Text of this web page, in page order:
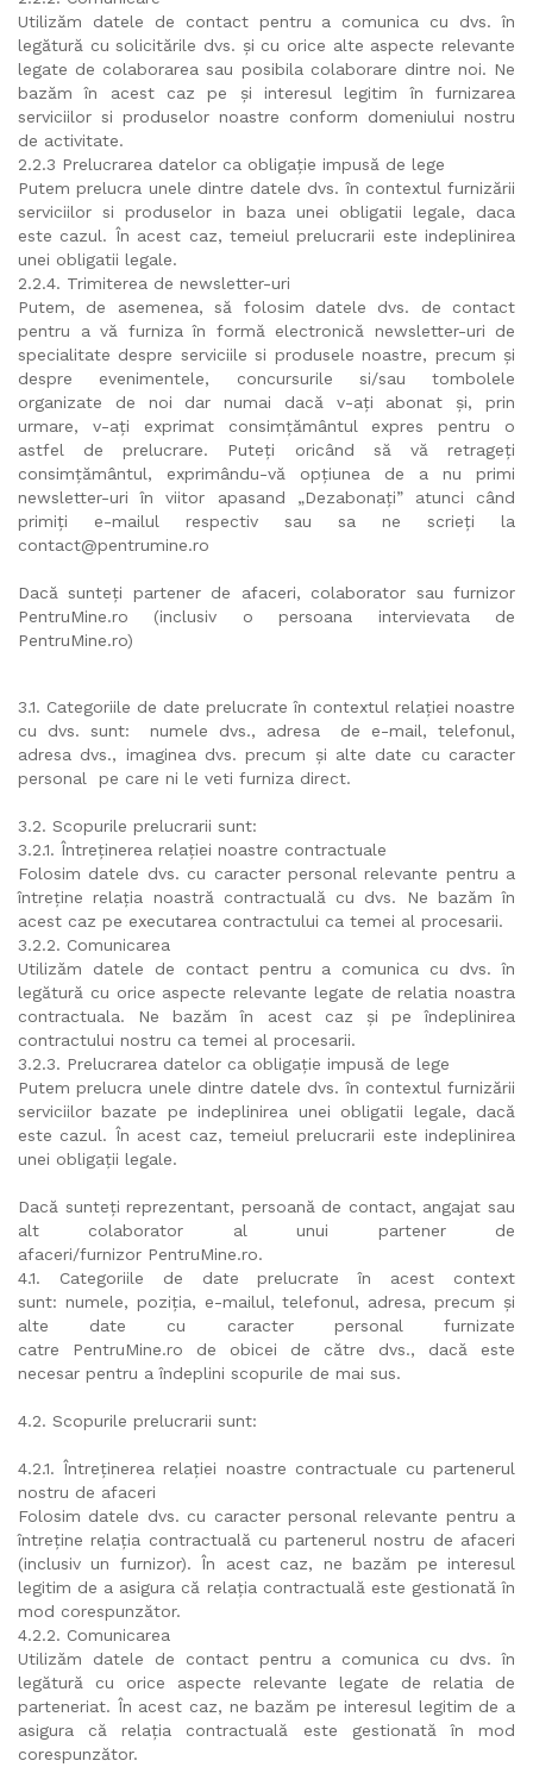
Utilizăm datele de contact pentru a comunica cu dvs. în
legătură cu solicitările dvs. și cu orice alte aspecte relevante
legate de colaborarea sau posibila colaborare dintre noi. Ne
bazăm în acest caz pe și interesul legitim în furnizarea
serviciilor si produselor noastre conform domeniului nostru
de activitate.
2.2.3 Prelucrarea datelor ca obligație impusă de lege
Putem prelucra unele dintre datele dvs. în contextul furnizării
serviciilor si produselor in baza unei obligatii legale, daca
este cazul. În acest caz, temeiul prelucrarii este indeplinirea
unei obligatii legale.
2.2.4. Trimiterea de newsletter-uri
Putem, de asemenea, să folosim datele dvs. de contact
pentru a vă furniza în formă electronică newsletter-uri de
specialitate despre serviciile si produsele noastre, precum și
despre evenimentele, concursurile si/sau tombolele
organizate de noi dar numai dacă v-ați abonat și, prin
urmare, v-ați exprimat consimțământul expres pentru o
astfel de prelucrare. Puteți oricând să vă retrageți
consimțământul, exprimându-vă opțiunea de a nu primi
newsletter-uri în viitor apasand „Dezabonați” atunci când
primiți e-mailul respectiv sau sa ne scrieți la
contact@pentrumine.ro
Dacă sunteți partener de afaceri, colaborator sau furnizor
PentruMine.ro (inclusiv o persoana intervievata de
PentruMine.ro)
3.1. Categoriile de date prelucrate în contextul relației noastre
cu dvs. sunt: numele dvs., adresa de e-mail, telefonul,
adresa dvs., imaginea dvs. precum și alte date cu caracter
personal pe care ni le veti furniza direct.
3.2. Scopurile prelucrarii sunt:
3.2.1. Întreținerea relației noastre contractuale
Folosim datele dvs. cu caracter personal relevante pentru a
întreține relația noastră contractuală cu dvs. Ne bazăm în
acest caz pe executarea contractului ca temei al procesarii.
3.2.2. Comunicarea
Utilizăm datele de contact pentru a comunica cu dvs. în
legătură cu orice aspecte relevante legate de relatia noastra
contractuala. Ne bazăm în acest caz și pe îndeplinirea
contractului nostru ca temei al procesarii.
3.2.3. Prelucrarea datelor ca obligație impusă de lege
Putem prelucra unele dintre datele dvs. în contextul furnizării
serviciilor bazate pe indeplinirea unei obligatii legale, dacă
este cazul. În acest caz, temeiul prelucrarii este indeplinirea
unei obligații legale.
Dacă sunteți reprezentant, persoană de contact, angajat sau
alt colaborator al unui partener de
afaceri/furnizor PentruMine.ro.
4.1. Categoriile de date prelucrate în acest context
sunt: numele, poziția, e-mailul, telefonul, adresa, precum și
alte date cu caracter personal furnizate
catre PentruMine.ro de obicei de către dvs., dacă este
necesar pentru a îndeplini scopurile de mai sus.
4.2. Scopurile prelucrarii sunt:
4.2.1. Întreținerea relației noastre contractuale cu partenerul
nostru de afaceri
Folosim datele dvs. cu caracter personal relevante pentru a
întreține relația contractuală cu partenerul nostru de afaceri
(inclusiv un furnizor). În acest caz, ne bazăm pe interesul
legitim de a asigura că relația contractuală este gestionată în
mod corespunzător.
4.2.2. Comunicarea
Utilizăm datele de contact pentru a comunica cu dvs. în
legătură cu orice aspecte relevante legate de relatia de
parteneriat. În acest caz, ne bazăm pe interesul legitim de a
asigura că relația contractuală este gestionată în mod
corespunzător.